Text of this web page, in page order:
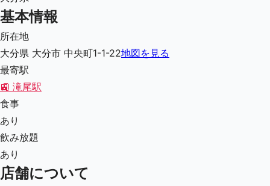
基本情報
所在地
大分県 大分市 中央町1-1-22地図を見る
最寄駅
🚉 滝尾駅
食事
あり
飲み放題
あり
店舗について